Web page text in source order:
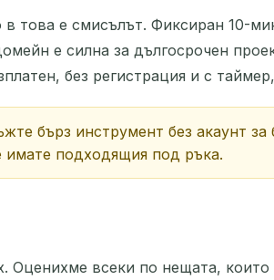
това е смисълът. Фиксиран 10-
е силна за дългосрочен
без регистрация и с
бърз инструмент без акаунт за
имате подходящия под ръка.
всеки по нещата, които